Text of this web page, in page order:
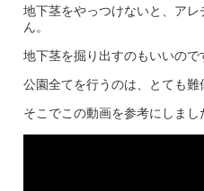
地下茎をやっつけないと、ア
ん。
地下茎を掘り出すのもいいので
公園全てを行うのは、とても難
そこでこの動画を参考にしまし